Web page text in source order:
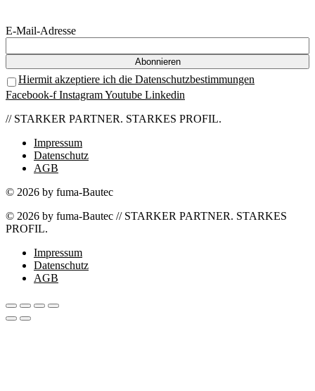
E-Mail-Adresse
Hiermit akzeptiere ich die Datenschutzbestimmungen
Facebook-f InstagramYoutube Linkedin
// STARKER PARTNER. STARKES PROFIL.
Impressum
Datenschutz
AGB
© 2026 by fuma-Bautec
© 2026 by fuma-Bautec // STARKER PARTNER. STARKES
PROFIL.
Impressum
Datenschutz
AGB